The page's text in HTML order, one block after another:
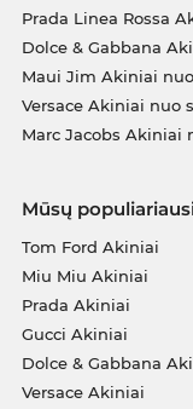
Prada Linea Rossa
Dolce & Gabbana
Maui Jim Akiniai
Versace Akiniai nuo
Marc Jacobs Akiniai
Mūsų
Tom Ford Akiniai
Miu Miu Akiniai
Prada Akiniai
Gucci Akiniai
Dolce & Gabbana
Versace Akiniai